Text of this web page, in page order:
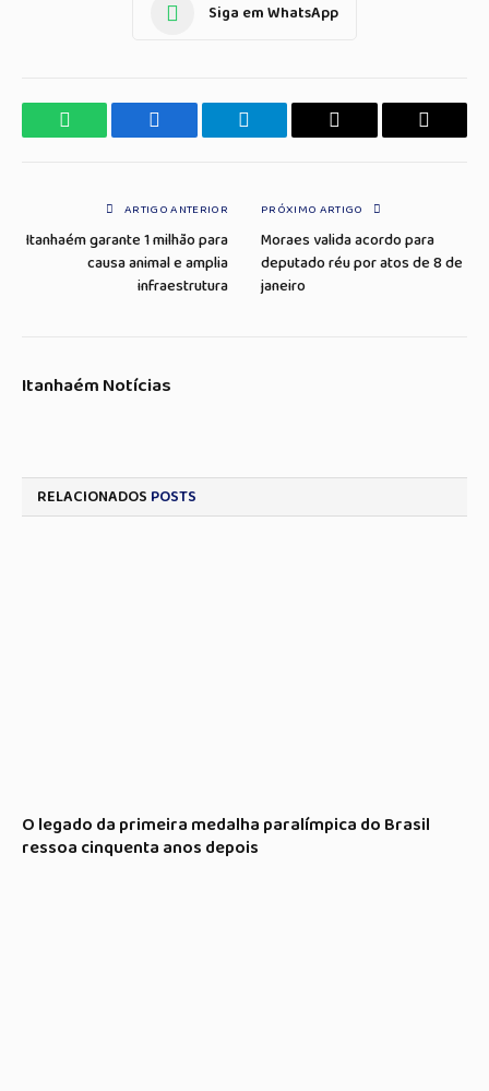
Siga em WhatsApp
WhatsApp Facebook Telegrama Copiar
E-
ARTIGO ANTERIOR
Itanhaém garante 1 milhão para
causa animal e amplia
infraestrutura
PRÓXIMO ARTIGO
Moraes valida acordo para
deputado réu por atos de 8 de
janeiro
Itanhaém Notícias
RELACIONADOS POSTS
O legado da primeira medalha paralímpica do Brasil
ressoa cinquenta anos depois